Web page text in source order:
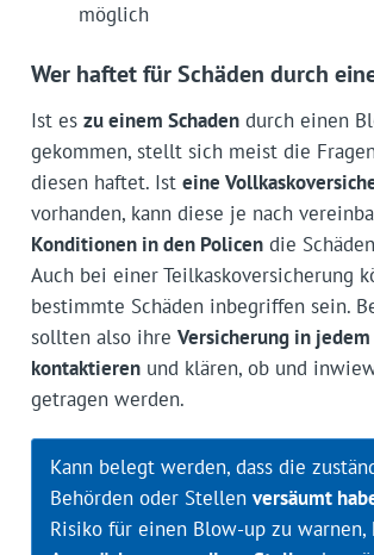
möglich
Wer haftet für Schäden durch
Ist es zu einem Schadendurch einen
gekommen, stellt sich meist die
diesen haftet. Ist eine
vorhanden, kann diese je nach
Konditionen in den Policendie
Auch bei einer Teilkaskoversicherung
bestimmte Schäden inbegriffen sein.
sollten also ihre Versicherung in
kontaktierenund klären, ob und
getragen werden.
Kann belegt werden, dass die
Behörden oder Stellen versäumt
Risiko für einen Blow-up zu warnen,